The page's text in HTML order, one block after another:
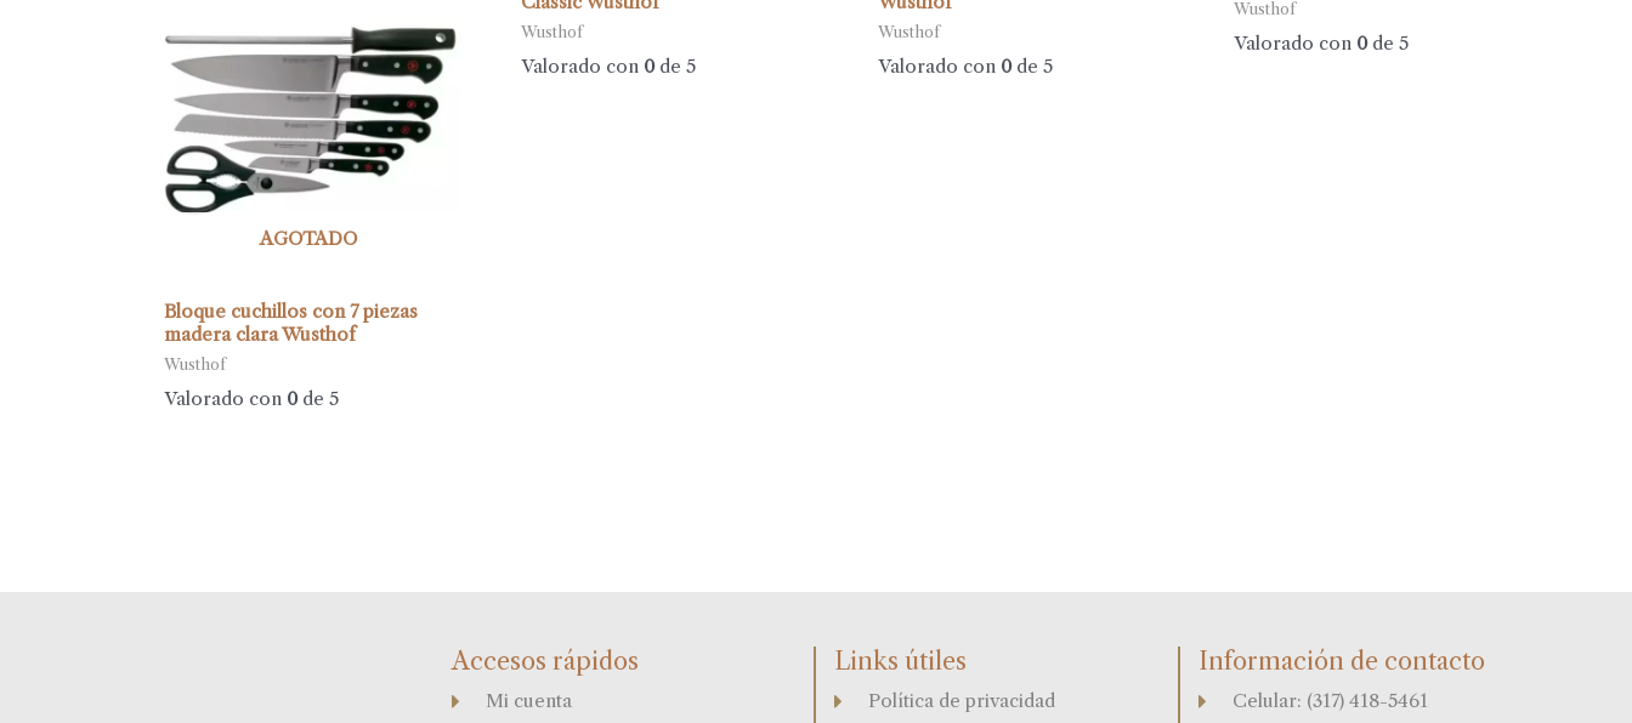
AGOTADO
Bloque cuchillos con 7 piezas
madera clara Wusthof
Wusthof
Valorado con 0de 5
Wusthof
Valorado con 0de 5
Wusthof
Valorado con 0de 5
Wusthof
Valorado con 0de 5
Accesos rápidos
Mi cuenta
Links útiles
Política de privacidad
Información de contacto
Celular: (317) 418-5461